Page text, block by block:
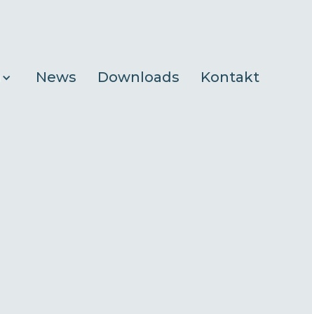
News Downloads Kontakt